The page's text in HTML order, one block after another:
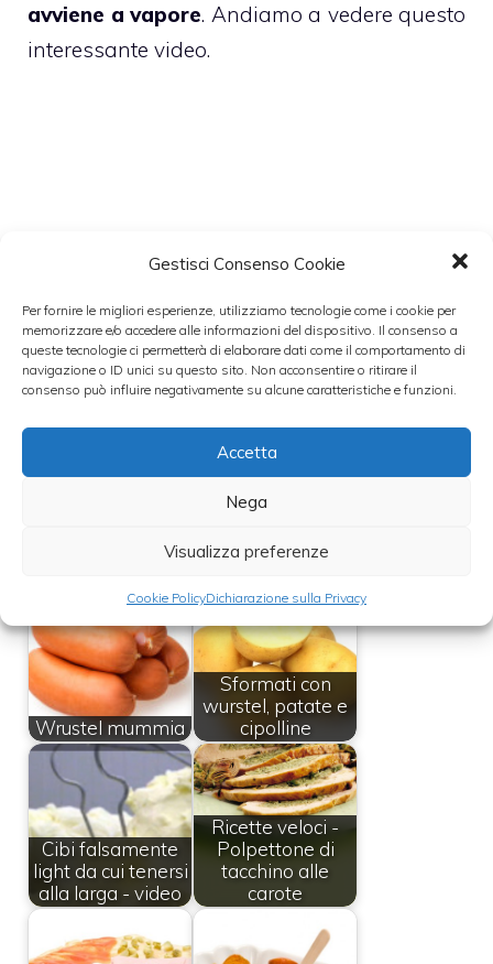
Gestisci Consenso Cookie
Per fornire le migliori esperienze, utilizziamo tecnologie come i cookie per
memorizzare e/o accedere alle informazioni del dispositivo. Il consenso a
queste tecnologie ci permetterà di elaborare dati come il comportamento di
navigazione o ID unici su questo sito. Non acconsentire o ritirare il
consenso può influire negativamente su alcune caratteristiche e funzioni.
Accetta
Nega
Visualizza preferenze
Cookie PolicyDichiarazione sulla Privacy
avviene a vapore. Andiamo a vedere questo
interessante video.
Leggi anche:
Wrustel mummia
Sformati con
wurstel, patate e
cipolline
Cibi falsamente
light da cui tenersi
alla larga - video
Ricette veloci -
Polpettone di
tacchino alle
carote